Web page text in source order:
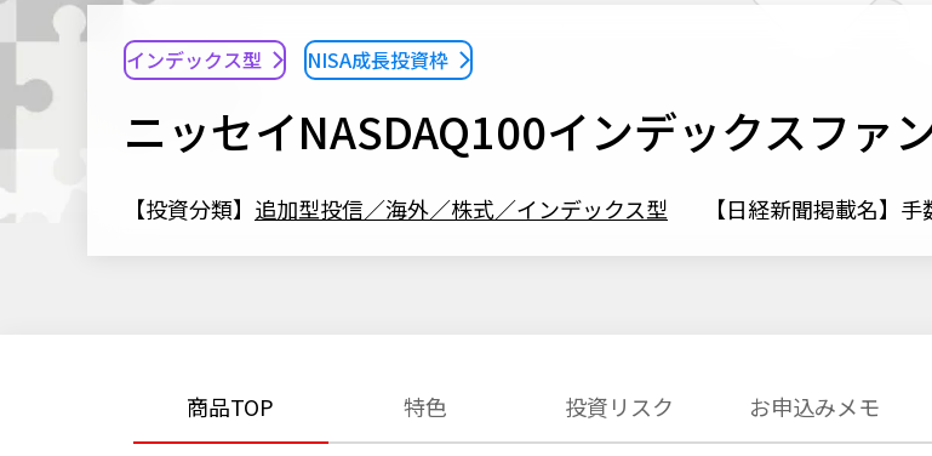
ニッセイNASDAQ100インデックスファ
インデックス型 NISA成長投資枠
【投資分類】 追加型投信／海外／株式／インデックス型 【日経新聞掲載名】
商品TOP 特色 投資リスク お申込みメモ